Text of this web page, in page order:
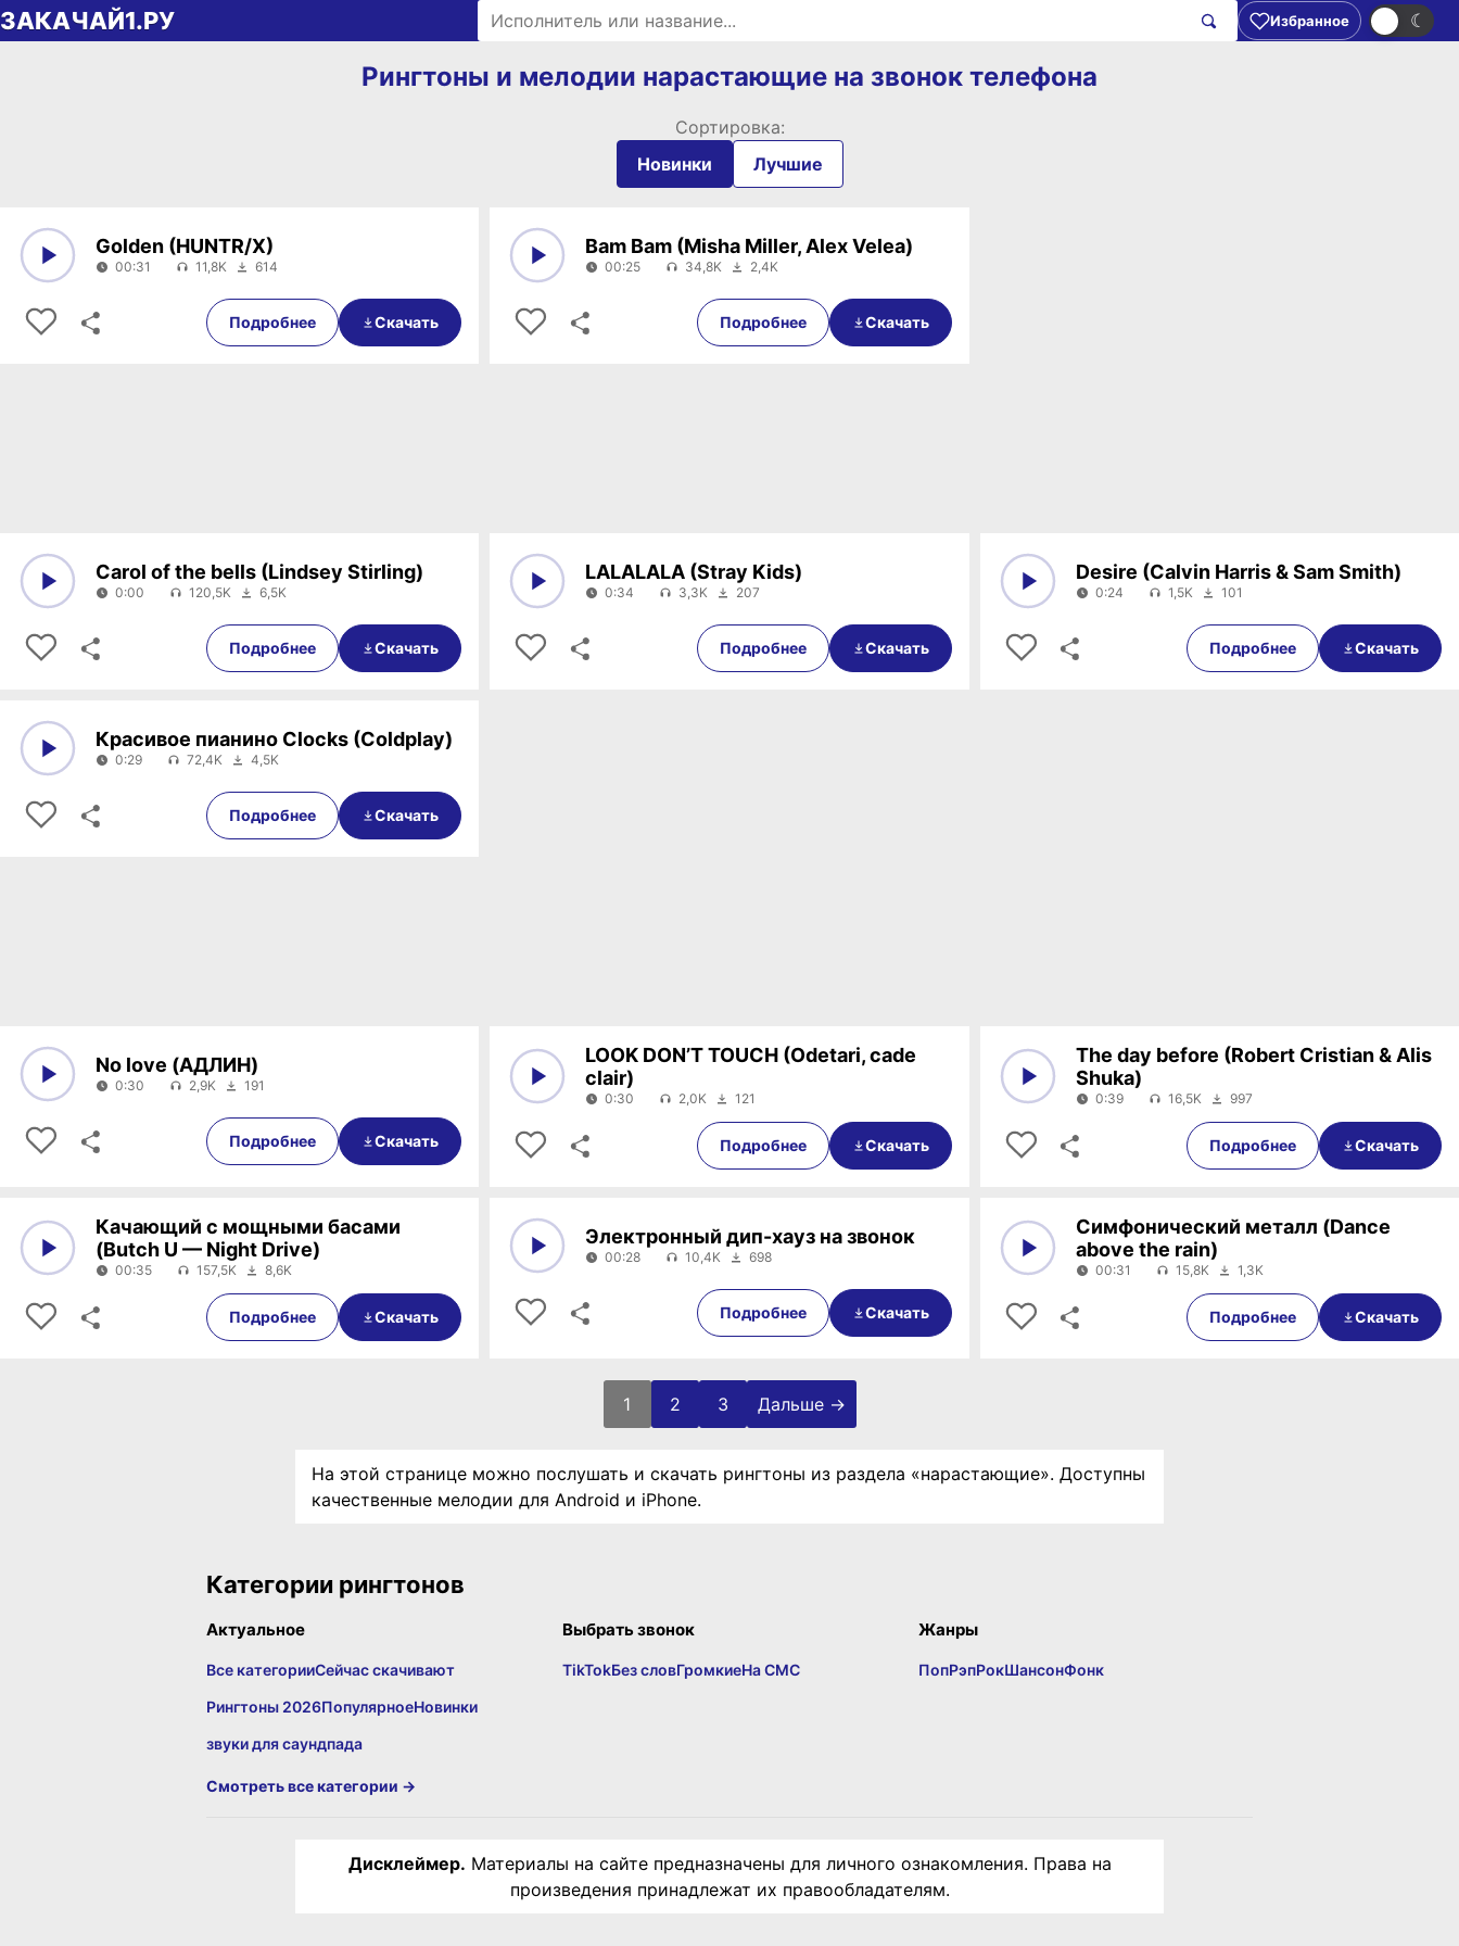
Перейти к содержимому
ЗАКАЧАЙ1.РУ Поиск рингтонов Избранное ☀ ☾
Рингтоны и мелодии нарастающие на звонок телефона
Сортировка:
Новинки
Лучшие
00:31
Golden (HUNTR/X)
00:31 11,8K 614
Подробнее Скачать
00:25
Bam Bam (Misha Miller, Alex Velea)
00:25 34,8K 2,4K
Подробнее Скачать
0:00
Carol of the bells (Lindsey Stirling)
0:00 120,5K 6,5K
Подробнее Скачать
0:34
LALALALA (Stray Kids)
0:34 3,3K 207
Подробнее Скачать
0:24
Desire (Calvin Harris & Sam Smith)
0:24 1,5K 101
Подробнее Скачать
0:29
Красивое пианино Clocks (Coldplay)
0:29 72,4K 4,5K
Подробнее Скачать
0:30
No love (АДЛИН)
0:30 2,9K 191
Подробнее Скачать
0:30
LOOK DON’T TOUCH (Odetari, cade
clair)
0:30 2,0K 121
Подробнее Скачать
0:39
The day before (Robert Cristian & Alis
Shuka)
0:39 16,5K 997
Подробнее Скачать
00:35
Качающий с мощными басами
(Butch U — Night Drive)
00:35 157,5K 8,6K
Подробнее Скачать
00:28
Электронный дип-хауз на звонок
00:28 10,4K 698
Подробнее Скачать
00:31
Симфонический металл (Dance
above the rain)
00:31 15,8K 1,3K
Подробнее Скачать
1 2 3 Дальше →
На этой странице можно послушать и скачать рингтоны из раздела «нарастающие». Доступны
качественные мелодии для Android и iPhone.
Категории рингтонов
Актуальное
Все категорииСейчас скачивают
Рингтоны 2026ПопулярноеНовинки
звуки для саундпада
Выбрать звонок
TikTokБез словГромкиеНа СМС
Жанры
ПопРэпРокШансонФонк
Смотреть все категории →
Дисклеймер. Материалы на сайте предназначены для личного ознакомления. Права на
произведения принадлежат их правообладателям.